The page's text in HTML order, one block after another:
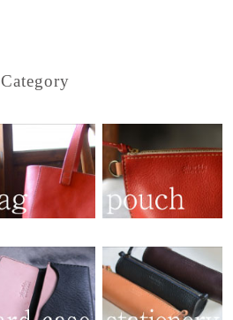
Category